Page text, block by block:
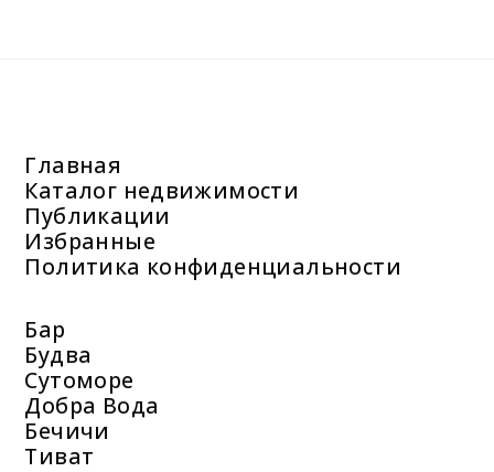
Главная
Каталог недвижимости
Публикации
Избранные
Политика конфиденциальности
Бар
Будва
Сутоморе
Добра Вода
Бечичи
Тиват